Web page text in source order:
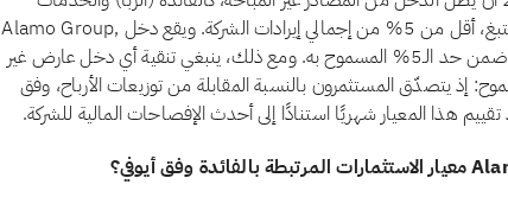
المالية التقليدية والكحول والقمار والتبغ، أقل من 5% من إجمالي إيرادات الشركة. ويقع دخل Alamo Group,
Inc. من المصادر غير المباحة حاليًا ضمن حد الـ5% المسموح به. ومع ذلك، ينبغي تنقية أي دخل عارض غير
إذ يتصدّق المستثمرون بالنسبة المقابلة من توزيعات الأرباح، وفق
هذا المعيار شهريًا استنادًا إلى أحدث الإفصاحات المالية للشركة.